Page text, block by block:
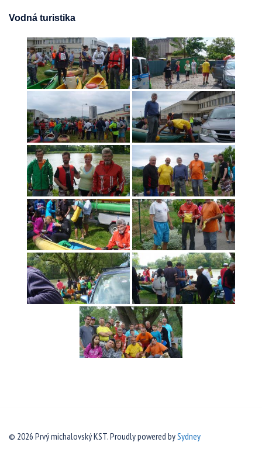
Vodná turistika
© 2026 Prvý michalovský KST. Proudly powered bySydney